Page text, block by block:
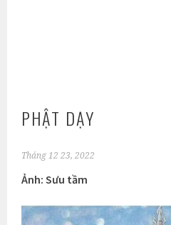
PHẬT DẠY
Tháng 12 23, 2022
Ảnh: Sưu tầm